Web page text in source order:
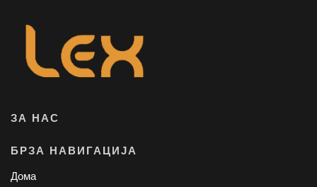
ЗА НАС
БРЗА НАВИГАЦИЈА
Дома